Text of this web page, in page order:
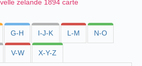
G-H I-J-K L-M N-O
V-W X-Y-Z